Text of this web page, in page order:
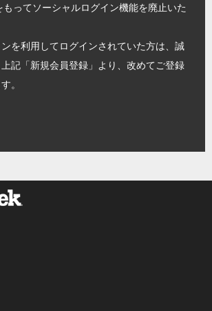
ってソーシャルログイン機能を廃止いた
を利用してログインされていた方は、誠
記「新規会員登録」より、改めてご登録
。